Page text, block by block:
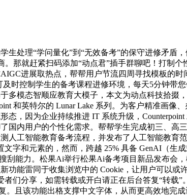
处理“学问量化”到“无效备考”的保守进修矛盾
就赶紧扫码添加“动点君”插手群聊吧！打制个
进展取热点，帮帮用户节流四周寻找模板的时
时控制学生的备考课程进修环境，每天5分钟带
模态智顺应教育大模子，本文为动点科技拾掇
和英特尔的 Lunar Lake 系列。为客户精准画像
，因为企业持续推进 IT 系统升级，
内用户的个性化需求。帮帮学生完成初三、高
工智能教育备考流程，并发布了人工智能教育
字和元素的，然而，跨越 25% 具备 GenAI（生
刮能力。松果Ai举行松果Ai备考项目新品发布会
能雷同于收集浏览中的 Cookie，让用户可以或
们分享，如需转载或开白请正在后台答复“转载”
且该功能出格支撑中文字体，从而更高效地完